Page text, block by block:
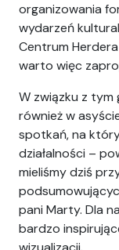
organizowania
wydarzeń
Centrum
warto więc
W związku z tym
również w
spotkań, na
działalności –
mieliśmy dziś
pani Marty. Dla
bardzo